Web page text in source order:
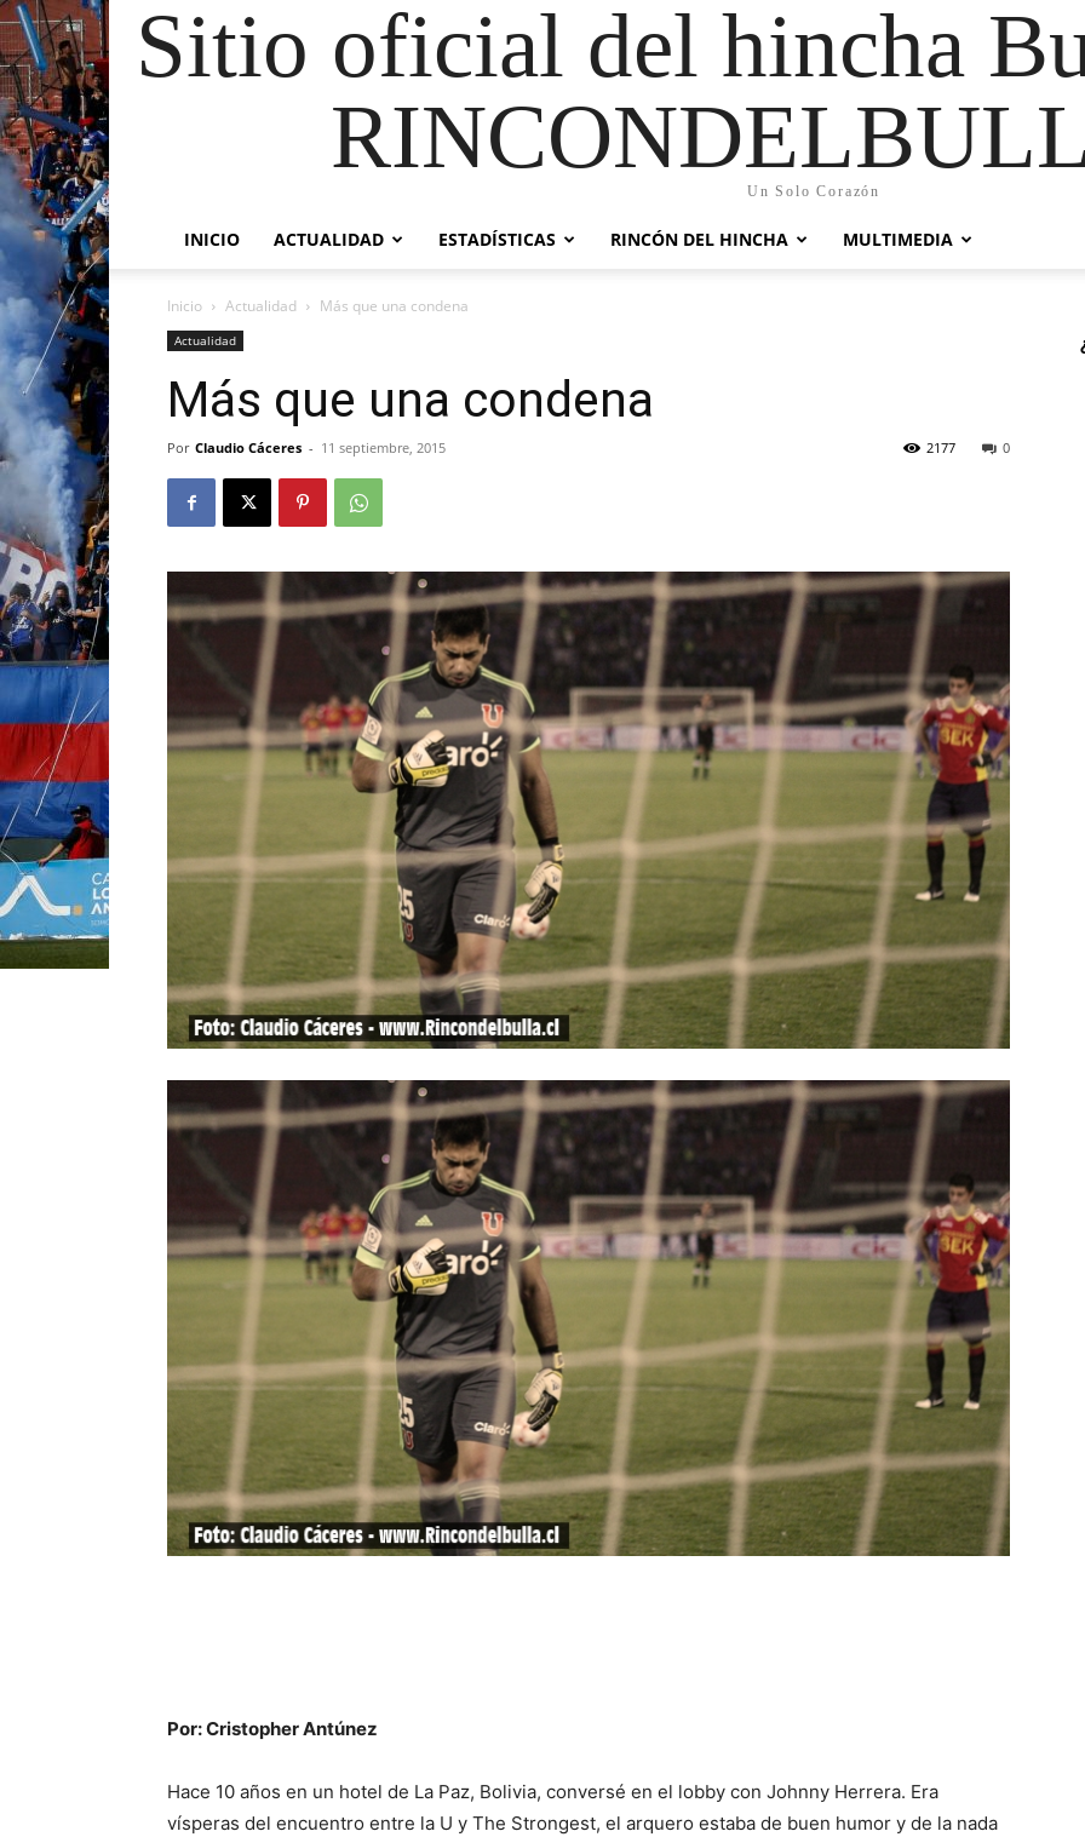
Sitio oficial del hincha
Un Solo Corazón
INICIO ACTUALIDAD ESTADÍSTICAS RINCÓN DEL HINCHA MULTIMEDIA
Inicio Actualidad Más que una condena
Actualidad
Más que una condena
Por Claudio Cáceres - 11 septiembre, 2015 0
2177
Por: Cristopher Antúnez
Hace 10 años en un hotel de La Paz, Bolivia, conversé en el lobby con Johnny Herrera. Era
vísperas del encuentro entre la U y The Strongest, el arquero estaba de buen humor y de la nada